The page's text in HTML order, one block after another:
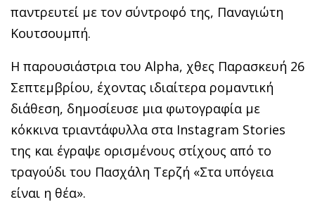
παντρευτεί με τον σύντροφό της, Παναγιώτη
Κουτσουμπή.
Η παρουσιάστρια του Alpha, χθες Παρασκευή 26
Σεπτεμβρίου, έχοντας ιδιαίτερα ρομαντική
διάθεση, δημοσίευσε μια φωτογραφία με
κόκκινα τριαντάφυλλα στα Instagram Stories
της και έγραψε ορισμένους στίχους από το
τραγούδι του Πασχάλη Τερζή «Στα υπόγεια
είναι η θέα».